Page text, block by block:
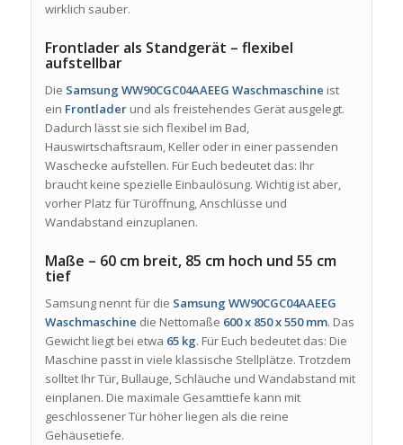
wirklich sauber.
Frontlader als Standgerät – flexibel
aufstellbar
Die Samsung WW90CGC04AAEEG Waschmaschine ist
ein Frontladerund als freistehendes Gerät ausgelegt.
Dadurch lässt sie sich flexibel im Bad,
Hauswirtschaftsraum, Keller oder in einer passenden
Waschecke aufstellen. Für Euch bedeutet das: Ihr
braucht keine spezielle Einbaulösung. Wichtig ist aber,
vorher Platz für Türöffnung, Anschlüsse und
Wandabstand einzuplanen.
Maße – 60 cm breit, 85 cm hoch und 55 cm
tief
Samsung nennt für die Samsung WW90CGC04AAEEG
Waschmaschine die Nettomaße 600 x 850 x 550 mm. Das
Gewicht liegt bei etwa 65 kg. Für Euch bedeutet das: Die
Maschine passt in viele klassische Stellplätze. Trotzdem
solltet Ihr Tür, Bullauge, Schläuche und Wandabstand mit
einplanen. Die maximale Gesamttiefe kann mit
geschlossener Tür höher liegen als die reine
Gehäusetiefe.